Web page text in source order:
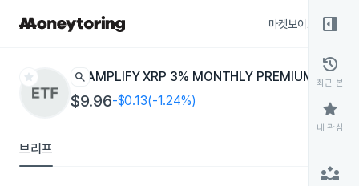
마켓보이스
star search AMPLIFY XRP 3% MONTHLY PREMIUM
$9.96-$0.13(-1.24%)
브리프
right_panel_open
history
최근 본
star
내 관심
partner_exchange